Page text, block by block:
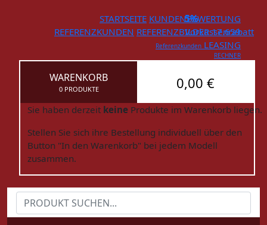
STARTSEITE KUNDENBEWERTUNG
REFERENZKUNDEN REFERENZBILDER 17.659
Referenzkunden LEASING
RECHNER
WARENKORB
0 PRODUKTE 0,00 €
Sie haben derzeit keine Produkte im Warenkorb liegen.
Stellen Sie sich ihre Bestellung individuell über den
Button "In den Warenkorb" bei jedem Modell
zusammen.
5%
Vorkassenrabatt